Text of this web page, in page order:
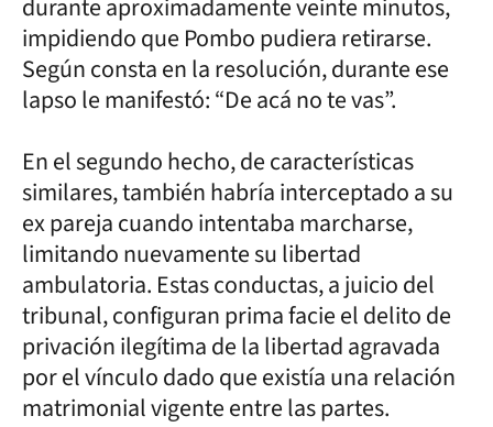
durante aproximadamente veinte minutos,
impidiendo que Pombo pudiera retirarse.
Según consta en la resolución, durante ese
lapso le manifestó: “De acá no te vas”.
En el segundo hecho, de características
similares, también habría interceptado a su
ex pareja cuando intentaba marcharse,
limitando nuevamente su libertad
ambulatoria. Estas conductas, a juicio del
tribunal, configuran prima facie el delito de
privación ilegítima de la libertad agravada
por el vínculo dado que existía una relación
matrimonial vigente entre las partes.